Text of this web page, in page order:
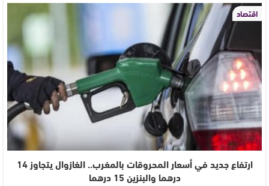
اقتصاد
ارتفاع جديد في أسعار المحروقات بالمغرب.. الغازوال يتجاوز 14
درهما والبنزين 15 درهما